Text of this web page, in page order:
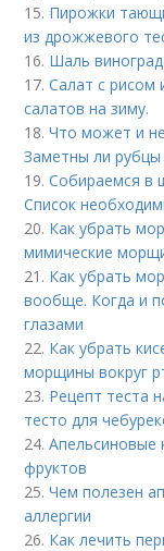
15. Пирожки
из дрожжевого
16. Шаль
17.Салат с рисом
салатов на зиму.
18.Что может и
Заметны ли рубцы
19.Собираемся в
Список
20. Как убрать
мимические
21. Как убрать
вообще. Когда и
глазами
22. Как убрать
морщины вокруг
23. Рецепт теста
тесто для
24.Апельсиновые
фруктов
25.Чем полезен
аллергии
26. Как лечить